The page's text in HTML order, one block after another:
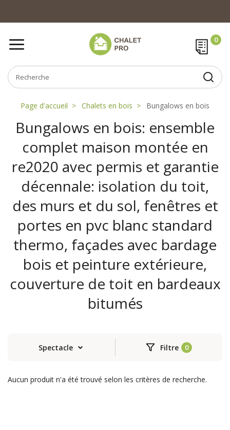
Page d'accueil Chalets en bois Bungalows en bois
Bungalows en bois: ensemble
complet maison montée en
re2020 avec permis et garantie
décennale: isolation du toit,
des murs et du sol, fenêtres et
portes en pvc blanc standard
thermo, façades avec bardage
bois et peinture extérieure,
couverture de toit en bardeaux
bitumés
Spectacle Filtre
Aucun produit n'a été trouvé selon les critères de recherche.